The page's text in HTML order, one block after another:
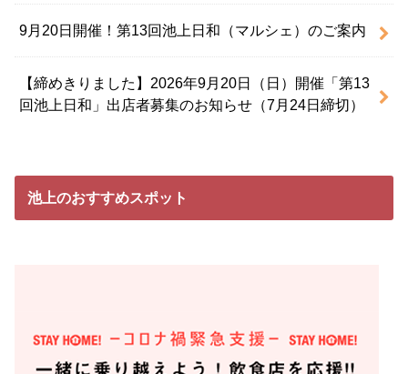
9月20日開催！第13回池上日和（マルシェ）のご案内
【締めきりました】2026年9月20日（日）開催「第13
回池上日和」出店者募集のお知らせ（7月24日締切）
池上のおすすめスポット